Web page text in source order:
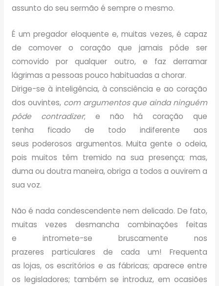
assunto do seu sermão é sempre o mesmo.
É um pregador eloquente e, muitas vezes, é capaz
de comover o coração que jamais pôde ser
comovido por qualquer outro, e faz derramar
lágrimas a pessoas pouco habituadas a chorar.
Dirige-se à inteligência, à consciência e ao coração
dos ouvintes, com argumentos que ainda ninguém
pôde contradizer; e não há coração que
tenha ficado de todo indiferente aos
seus poderosos argumentos. Muita gente o odeia,
pois muitos têm tremido na sua presença; mas,
duma ou doutra maneira, obriga a todos a ouvirem a
sua voz.
Não é nada condescendente nem delicado. De fato,
muitas vezes desmancha combinações feitas
e intromete-se bruscamente nos
prazeres particulares de cada um! Frequenta
as lojas, os escritórios e as fábricas; aparece entre
os legisladores; também se introduz, em ocasiões